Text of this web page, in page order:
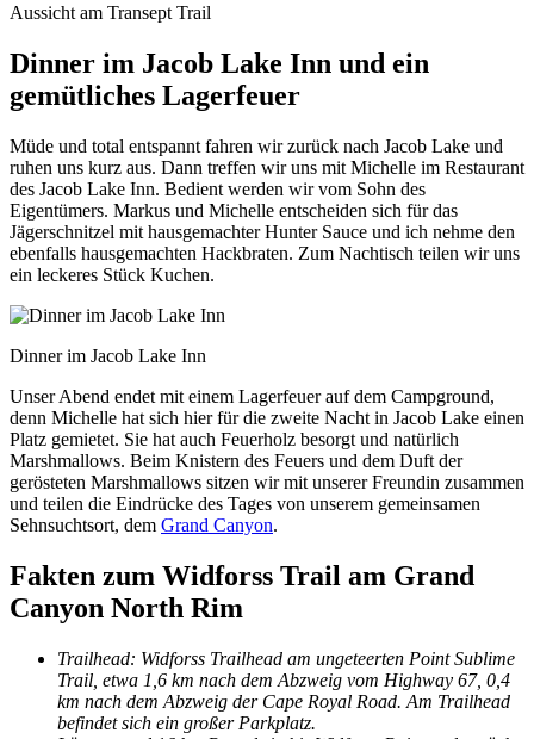
Aussicht am Transept Trail
Dinner im Jacob Lake Inn und ein
gemütliches Lagerfeuer
Müde und total entspannt fahren wir zurück nach Jacob Lake und
ruhen uns kurz aus. Dann treffen wir uns mit Michelle im Restaurant
des Jacob Lake Inn. Bedient werden wir vom Sohn des
Eigentümers. Markus und Michelle entscheiden sich für das
Jägerschnitzel mit hausgemachter Hunter Sauce und ich nehme den
ebenfalls hausgemachten Hackbraten. Zum Nachtisch teilen wir uns
ein leckeres Stück Kuchen.
Dinner im Jacob Lake Inn
Unser Abend endet mit einem Lagerfeuer auf dem Campground,
denn Michelle hat sich hier für die zweite Nacht in Jacob Lake einen
Platz gemietet. Sie hat auch Feuerholz besorgt und natürlich
Marshmallows. Beim Knistern des Feuers und dem Duft der
gerösteten Marshmallows sitzen wir mit unserer Freundin zusammen
und teilen die Eindrücke des Tages von unserem gemeinsamen
Sehnsuchtsort, dem Grand Canyon.
Fakten zum Widforss Trail am Grand
Canyon North Rim
Trailhead: Widforss Trailhead am ungeteerten Point Sublime
Trail, etwa 1,6 km nach dem Abzweig vom Highway 67, 0,4
km nach dem Abzweig der Cape Royal Road. Am Trailhead
befindet sich ein großer Parkplatz.